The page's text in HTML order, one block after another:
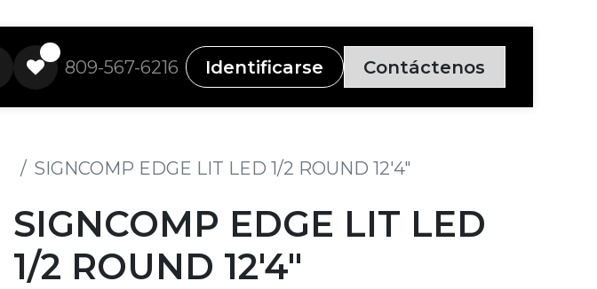
809-567-6216 Identificarse Contáctenos
SIGNCOMP EDGE LIT LED 1/2 ROUND 12'4"
SIGNCOMP EDGE LIT LED
1/2 ROUND 12'4"